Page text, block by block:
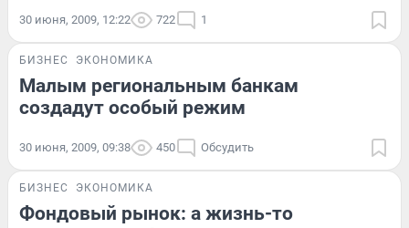
30 июня, 2009, 12:22 722 1
БИЗНЕС ЭКОНОМИКА
Малым региональным банкам
создадут особый режим
30 июня, 2009, 09:38 450 Обсудить
БИЗНЕС ЭКОНОМИКА
Фондовый рынок: а жизнь-то